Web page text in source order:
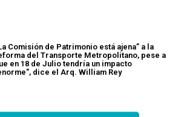
Comisión de Patrimonio está ajena” a la
del Transporte Metropolitano, pese a
en 18 de Julio tendría un impacto
dice el Arq. William Rey